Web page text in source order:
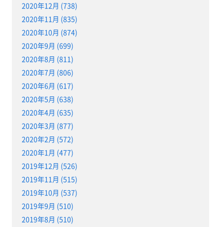
2020年12月 (738)
2020年11月 (835)
2020年10月 (874)
2020年9月 (699)
2020年8月 (811)
2020年7月 (806)
2020年6月 (617)
2020年5月 (638)
2020年4月 (635)
2020年3月 (877)
2020年2月 (572)
2020年1月 (477)
2019年12月 (526)
2019年11月 (515)
2019年10月 (537)
2019年9月 (510)
2019年8月 (510)